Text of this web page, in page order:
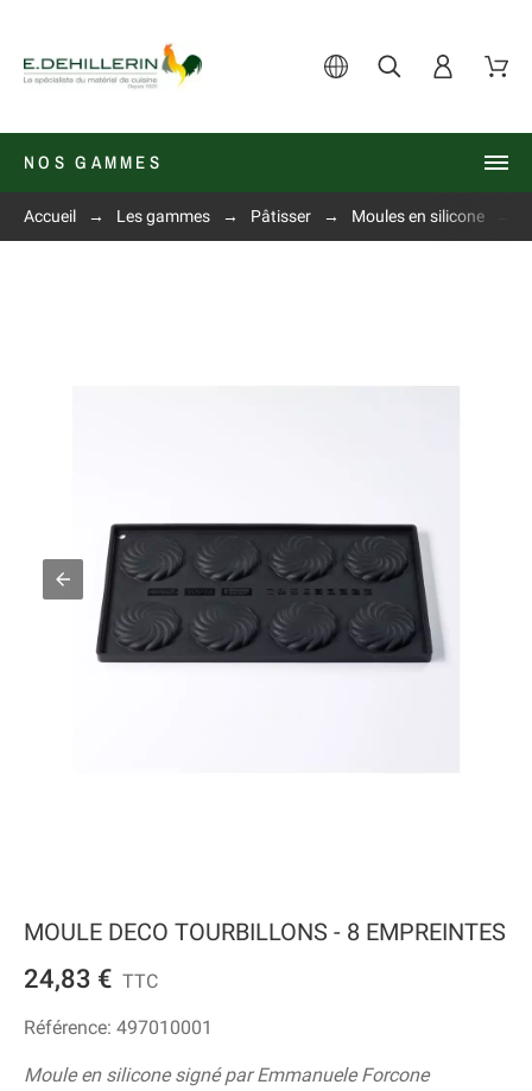
NOS GAMMES
Accueil Les gammes Pâtisser Moules en silicone
MOULE DECO TOURBILLONS - 8 EMPREINTES
24,83 € TTC
Référence: 497010001
Moule en silicone signé par Emmanuele Forcone